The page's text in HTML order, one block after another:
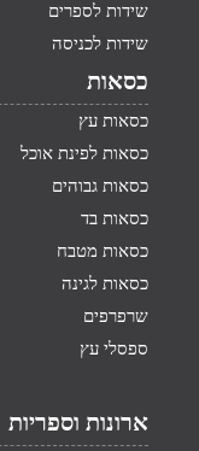
שידות לספרים
שידות לכניסה
כסאות
כסאות עץ
כסאות לפינת אוכל
כסאות גבוהים
כסאות בד
כסאות מטבח
כסאות לגינה
שרפרפים
ספסלי עץ
ארונות וספריות